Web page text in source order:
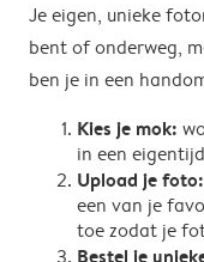
Je eigen, unieke
bent of onderweg,
ben je in een
Kies je mok:
in een
Upload je foto:
een van je
toe zodat je
Bestel je